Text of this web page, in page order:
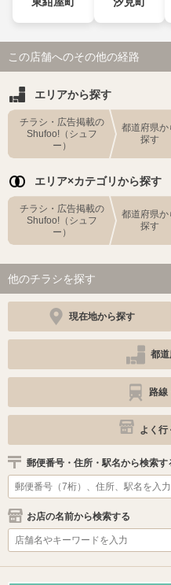
この店舗へのその他の経路
エリアから探す
チラシ・広告掲載の
Shufoo!（シュフ
ー）
都道府県か
探す
エリア×カテゴリから探す
チラシ・広告掲載の
Shufoo!（シュフ
ー）
都道府県か
探す
他のチラシを探す
現在地から探す
都
路線
よく行
郵便番号・住所・駅名から検索す
お店の名前から検索する